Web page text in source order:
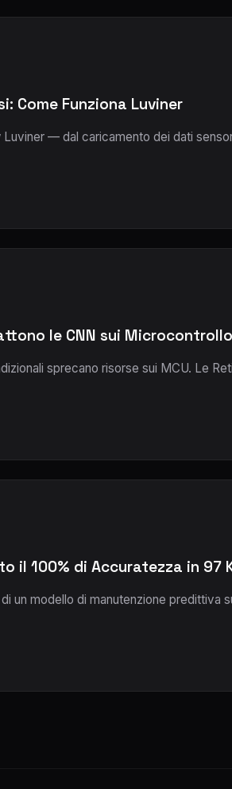
Come Funziona Luviner
— dal caricamento dei dati
le CNN sui
sprecano risorse sui MCU. Le
il 100% di Accuratezza in 97
un modello di manutenzione